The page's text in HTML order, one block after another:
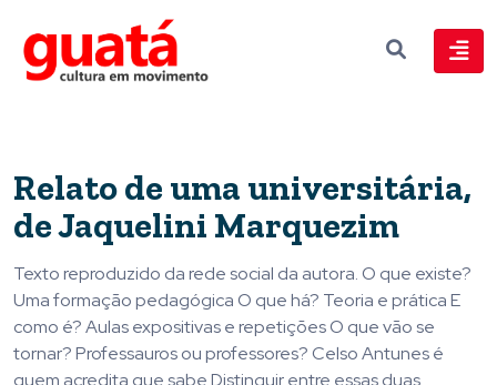
Relato de uma universitária,
de Jaquelini Marquezim
Texto reproduzido da rede social da autora. O que existe?
Uma formação pedagógica O que há? Teoria e prática E
como é? Aulas expositivas e repetições O que vão se
tornar? Professauros ou professores? Celso Antunes é
quem acredita que sabe Distinguir entre essas duas